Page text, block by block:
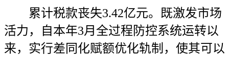
累计税款丧失3.42亿元。既激发市场
活力，自本年3月全过程防控系统运转以
来，实行差同化赋额优化轨制，使其可以